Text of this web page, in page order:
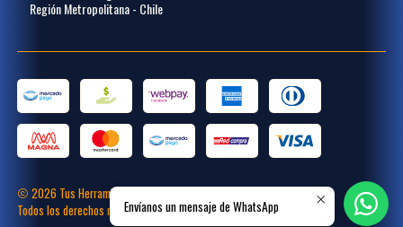
Región Metropolitana - Chile
2026 Tus Herramientas.
Todos los derechos reservados.Desarrollado porPlacecommerce
Envíanos un mensaje de WhatsApp